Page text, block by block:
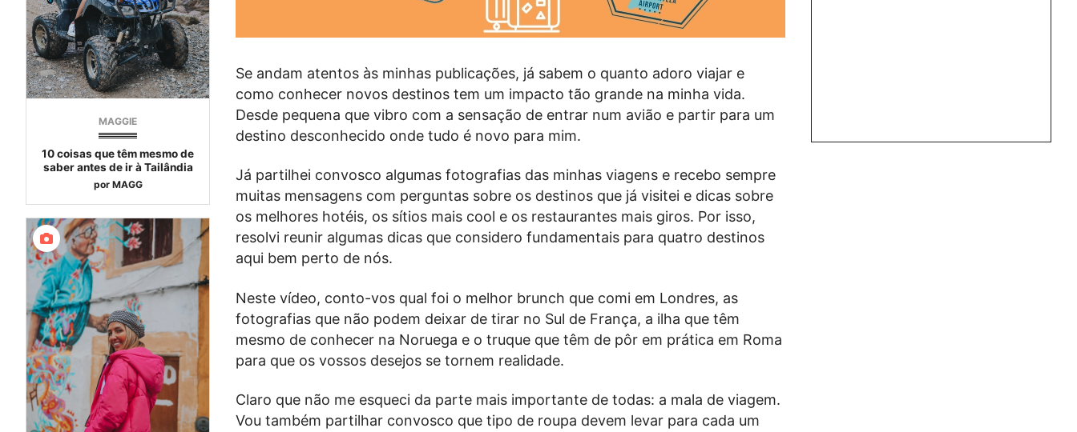
MAGGIE
10 coisas que têm mesmo de
saber antes de ir à Tailândia
por MAGG
Se andam atentos às minhas publicações, já sabem o quanto adoro viajar e
como conhecer novos destinos tem um impacto tão grande na minha vida.
Desde pequena que vibro com a sensação de entrar num avião e partir para um
destino desconhecido onde tudo é novo para mim.
Já partilhei convosco algumas fotografias das minhas viagens e recebo sempre
muitas mensagens com perguntas sobre os destinos que já visitei e dicas sobre
os melhores hotéis, os sítios mais cool e os restaurantes mais giros. Por isso,
resolvi reunir algumas dicas que considero fundamentais para quatro destinos
aqui bem perto de nós.
Neste vídeo, conto-vos qual foi o melhor brunch que comi em Londres, as
fotografias que não podem deixar de tirar no Sul de França, a ilha que têm
mesmo de conhecer na Noruega e o truque que têm de pôr em prática em Roma
para que os vossos desejos se tornem realidade.
Claro que não me esqueci da parte mais importante de todas: a mala de viagem.
Vou também partilhar convosco que tipo de roupa devem levar para cada um